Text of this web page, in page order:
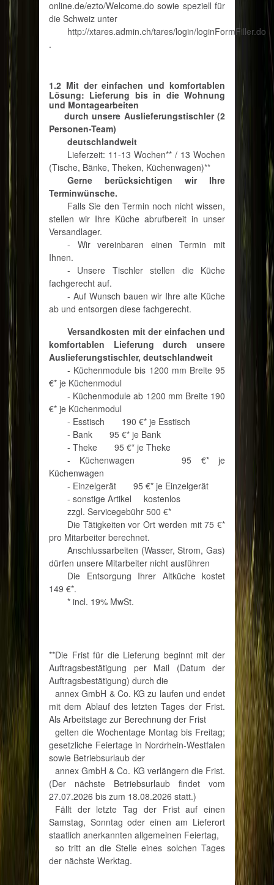
online.de/ezto/Welcome.do sowie speziell für
die Schweiz unter
http://xtares.admin.ch/tares/login/loginFormFiller.do
.
1.2 Mit der einfachen und komfortablen
Lösung: Lieferung bis in die Wohnung
und Montagearbeiten
durch unsere Auslieferungstischler (2
Personen-Team)
deutschlandweit
Lieferzeit: 11-13 Wochen** / 13 Wochen
(Tische, Bänke, Theken, Küchenwagen)**
Gerne berücksichtigen wir Ihre
Terminwünsche.
Falls Sie den Termin noch nicht wissen,
stellen wir Ihre Küche abrufbereit in unser
Versandlager.
- Wir vereinbaren einen Termin mit
Ihnen.
- Unsere Tischler stellen die Küche
fachgerecht auf.
- Auf Wunsch bauen wir Ihre alte Küche
ab und entsorgen diese fachgerecht.
Versandkosten mit der einfachen und
komfortablen Lieferung durch unsere
Auslieferungstischler, deutschlandweit
- Küchenmodule bis 1200 mm Breite 95
€* je Küchenmodul
- Küchenmodule ab 1200 mm Breite 190
€* je Küchenmodul
- Esstisch
190 €* je Esstisch
- Bank
95 €* je Bank
- Theke
95 €* je Theke
- Küchenwagen
95 €* je
Küchenwagen
- Einzelgerät
95 €* je Einzelgerät
- sonstige Artikel
kostenlos
zzgl. Servicegebühr 500 €*
Die Tätigkeiten vor Ort werden mit 75 €*
pro Mitarbeiter berechnet.
Anschlussarbeiten (Wasser, Strom, Gas)
dürfen unsere Mitarbeiter nicht ausführen
Die Entsorgung Ihrer Altküche kostet
149 €*.
* incl. 19% MwSt.
**Die Frist für die Lieferung beginnt mit der
Auftragsbestätigung per Mail (Datum der
Auftragsbestätigung) durch die
annex GmbH & Co. KG zu laufen und endet
mit dem Ablauf des letzten Tages der Frist.
Als Arbeitstage zur Berechnung der Frist
gelten die Wochentage Montag bis Freitag;
gesetzliche Feiertage in Nordrhein-Westfalen
sowie Betriebsurlaub der
annex GmbH & Co. KG verlängern die Frist.
(Der nächste Betriebsurlaub findet vom
27.07.2026 bis zum 18.08.2026 statt.)
Fällt der letzte Tag der Frist auf einen
Samstag, Sonntag oder einen am Lieferort
staatlich anerkannten allgemeinen Feiertag,
so tritt an die Stelle eines solchen Tages
der nächste Werktag.